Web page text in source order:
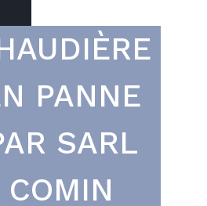
PANNE
SARL
COMIN